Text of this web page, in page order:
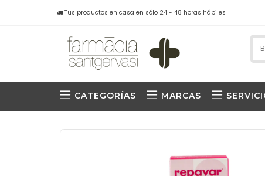
Tus productos en casa en sólo 24 - 48 horas hábiles
CATEGORÍAS MARCAS